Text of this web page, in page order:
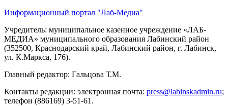
Информационный портал "Лаб-Медиа"
Учредитель: муниципальное казенное учреждение «ЛАБ-
МЕДИА» муниципального образования Лабинский район
(352500, Краснодарский край, Лабинский район, г. Лабинск,
ул. К.Маркса, 176).
Главный редактор: Гальцова Т.М.
Контакты редакции: электронная почта: press@labinskadmin.ru;
телефон (886169) 3-51-61.